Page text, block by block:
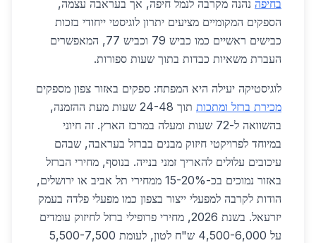
בחיפה נהנה מקרבה לנמל חיפה, אך בעראבה עצמה,
הספקים המקומיים מציעים יתרון לוגיסטי ייחודי בזכות
כבישים ראשיים כמו כביש 79 וכביש 77, המאפשרים
העברת משאיות כבדות בתוך שעות ספורות.
לוגיסטיקה יעילה היא המפתח: ספקים באזור צפון מספקים
מכירת ברזל ומתכות
תוך 24-48 שעות מעת ההזמנה,
בהשוואה ל-72 שעות ומעלה במרכז הארץ. זה חיוני
במיוחד לפרויקטי חיזוק מבנים בברזל בעראבה, שבהם
עיכובים עלולים להאריך זמני בנייה. בנוסף, מחירי הברזל
באזור נמוכים בכ-15-20% ממחירי תל אביב או ירושלים,
הודות לקרבה למפעלי ייצור בצפון כמו מפעלי פלדה בעמק
יזרעאל. בשנת 2026, מחירי פרופילי ברזל לחיזוק עומדים
על 4,500-6,000 ש"ח לטון, לעומת 5,500-7,500